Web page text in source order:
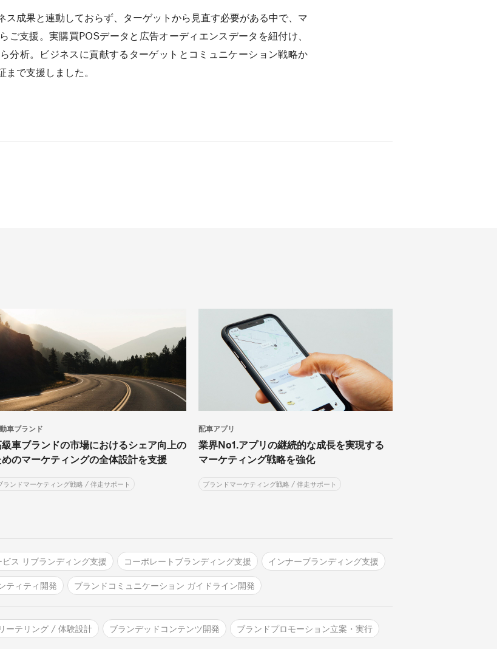
ス成果と連動しておらず、ターゲットから見直す必要がある中で、マ
ご支援。実購買POSデータと広告オーディエンスデータを紐付け、
分析。ビジネスに貢献するターゲットとコミュニケーション戦略か
で支援しました。
車ブランド
車ブランドの市場におけるシェア向上の
めのマーケティングの全体設計を支援
ランドマーケティング戦略 / 伴走サポート
配車アプリ
業界No1.アプリの継続的な成長を実現する
マーケティング戦略を強化
ブランドマーケティング戦略 / 伴走サポート
ス リブランディング支援 コーポレートブランディング支援 インナーブランディング支援
ティティ開発 ブランドコミュニケーション ガイドライン開発
ーテリング / 体験設計 ブランデッドコンテンツ開発 ブランドプロモーション立案・実行